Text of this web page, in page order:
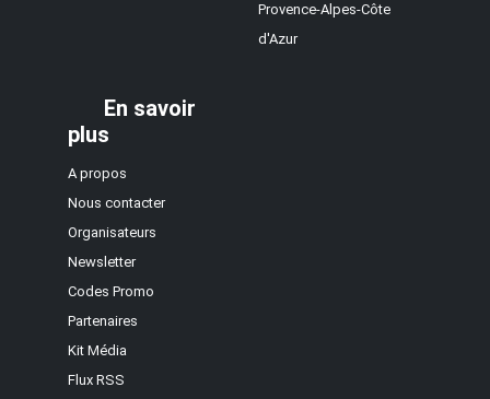
Provence-Alpes-Côte
d'Azur
En savoir
plus
A propos
Nous contacter
Organisateurs
Newsletter
Codes Promo
Partenaires
Kit Média
Flux RSS